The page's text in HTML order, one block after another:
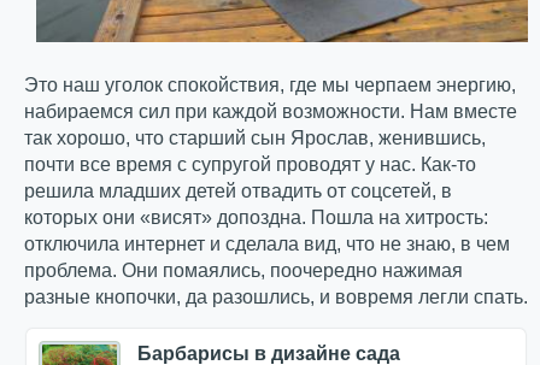
Это наш уголок спокойствия, где мы черпаем энергию,
набираемся сил при каждой возможности. Нам вместе
так хорошо, что старший сын Ярослав, женившись,
почти все время с супругой проводят у нас. Как-то
решила младших детей отвадить от соцсетей, в
которых они «висят» допоздна. Пошла на хитрость:
отключила интернет и сделала вид, что не знаю, в чем
проблема. Они помаялись, поочередно нажимая
разные кнопочки, да разошлись, и вовремя легли спать.
Барбарисы в дизайне сада